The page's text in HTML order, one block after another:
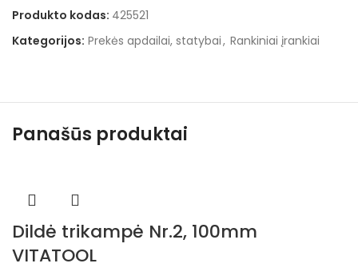
Produkto kodas: 425521
Kategorijos: Prekės apdailai, statybai, Rankiniai įrankiai
Panašūs produktai
Dildė trikampė Nr.2, 100mm
VITATOOL